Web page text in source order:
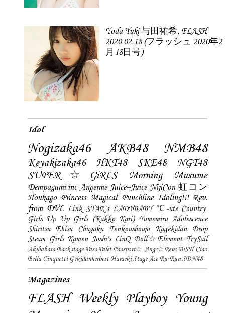
Yoda Yuki 与田祐希, FLASH
2020.02.18 (フラッシュ 2020年2
月18日号)
Idol
Nogizaka46 AKB48 NMB48
Keyakizaka46 HKT48 SKE48
NGT48
SUPER☆GiRLS
Morning Musume
Dempagumi.inc Angerme Juice=Juice NijiCon-虹コン
Houkago Princess Magical Punchline Idoling!!! Rev.
from DVL Link STAR`s LADYBABY ℃-ute Country
Girls Up Up Girls (Kakko Kari) Yumemiru Adolescence
Shiritsu Ebisu Chugaku
Tenkoushoujo Kagekidan
Drop
Steam Girls Kamen Joshi's LinQ Doll☆Element TrySail
Akihabara Backstage Pass Palet Passport☆ Ange☆Reve BiSH Ciao
Bella Cinquetti Gekidanherbest Haraeki Stage Ace Ru:Run SDN48
Magazines
FLASH Weekly Playboy Young